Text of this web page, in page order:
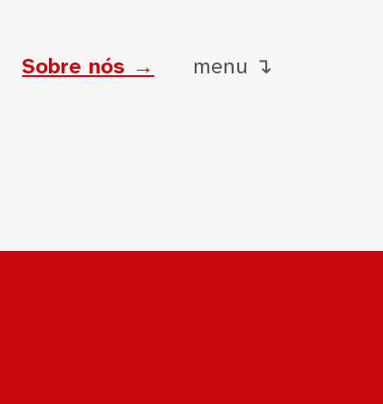
Sobre nós → menu ↴